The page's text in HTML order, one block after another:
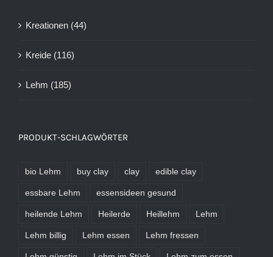
Kreationen (44)
Kreide (116)
Lehm (185)
PRODUKT-SCHLAGWÖRTER
bio Lehm buy clay clay edible clay
essbare Lehm essensideen gesund
heilende Lehm Heilerde Heillehm Lehm
Lehm billig Lehm essen Lehm fressen